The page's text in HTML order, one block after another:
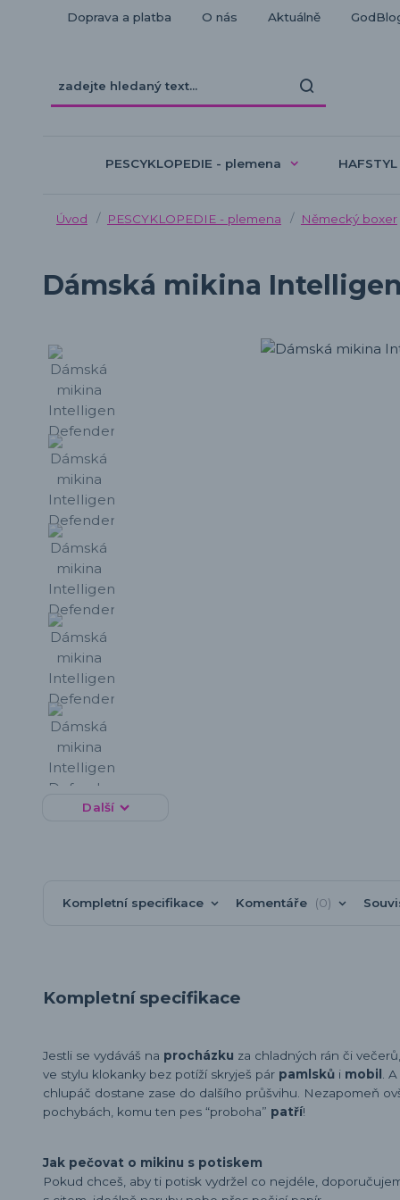
Doprava a platba O nás Aktuálně
PESCYKLOPEDIE - plemena HAFSTYL
Úvod PESCYKLOPEDIE - plemena Německý boxer
Dámská mikina
Další
Kompletní specifikace Komentáře 0
Kompletní specifikace
Jestli se vydáváš na procházku za chladných rán či
ve stylu klokanky bez potíží skryješ pár pamlsků i mobil
.
chlupáč dostane zase do dalšího průšvihu. Nezapomeň
pochybách, komu ten pes “proboha” patří!
Jak pečovat o mikinu s potiskem
Pokud chceš, aby ti potisk vydržel co nejdéle,